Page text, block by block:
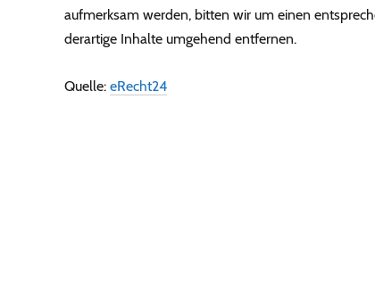
aufmerksam werden, bitten wir um einen
derartige Inhalte umgehend entfernen.
Quelle: eRecht24